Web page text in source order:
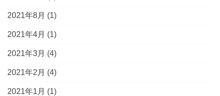
2021年8月 (1)
2021年4月 (1)
2021年3月 (4)
2021年2月 (4)
2021年1月 (1)